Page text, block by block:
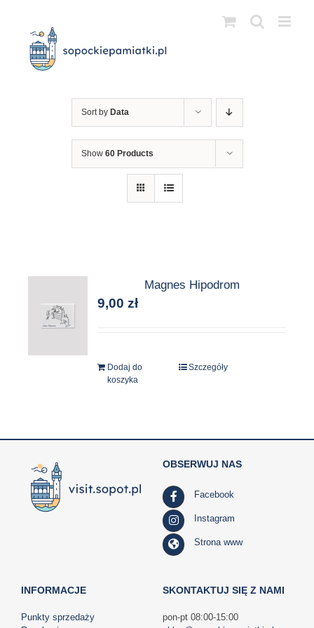
zawartości
Sort by Data
Show 60 Products
Magnes Hipodrom
9,00zł
Dodaj do
koszyka
Szczegóły
INFORMACJE
Punkty sprzedaży
OBSERWUJ NAS
Facebook
Instagram
Strona www
SKONTAKTUJ SIĘ Z NAMI
pon-pt 08:00-15:00